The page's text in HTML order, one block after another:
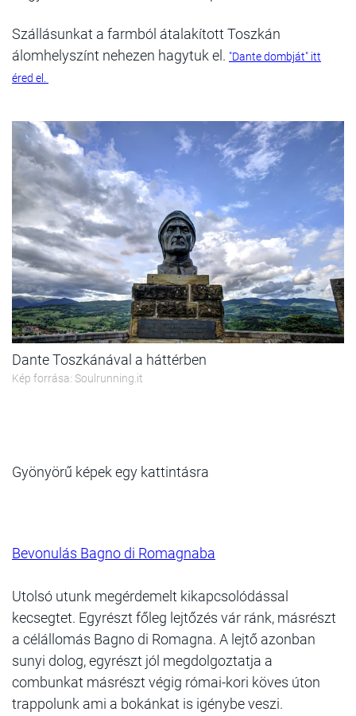
Szállásunkat a farmból átalakított Toszkán
álomhelyszínt nehezen hagytuk el. "Dante dombját" itt
éred el.
Dante Toszkánával a háttérben
Kép forrása: Soulrunning.it
Gyönyörű képek egy kattintásra
Bevonulás Bagno di Romagnaba
Utolsó utunk megérdemelt kikapcsolódással
kecsegtet. Egyrészt főleg lejtőzés vár ránk, másrészt
a célállomás Bagno di Romagna. A lejtő azonban
sunyi dolog, egyrészt jól megdolgoztatja a
combunkat másrészt végig római-kori köves úton
trappolunk ami a bokánkat is igénybe veszi.